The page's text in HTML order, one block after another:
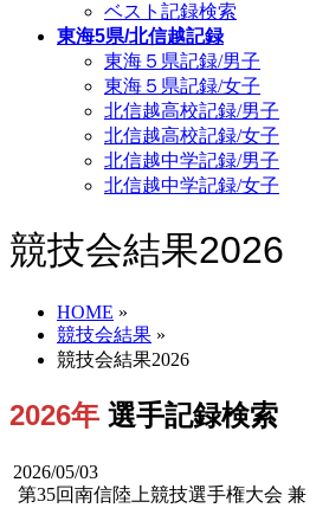
ベスト記録検索
東海5県/北信越記録
東海５県記録/男子
東海５県記録/女子
北信越高校記録/男子
北信越高校記録/女子
北信越中学記録/男子
北信越中学記録/女子
競技会結果2026
HOME »
競技会結果 »
競技会結果2026
2026年 選手記録検索
2026/05/03
第35回南信陸上競技選手権大会 兼